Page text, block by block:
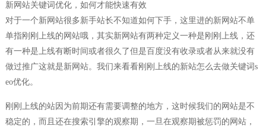
新网站关键词优化，如何才能快速有效
对于一个新网站很多新手站长不知道如何下手，这里进的新网站不单
单指刚刚上线的网站哦，其实新网站有两种定义一种是刚刚上线，还
有一种是上线有断时间或者很久了但是百度没有收录或者从来就没有
做过推广这就是新网站。我们来看看刚刚上线的新站怎么去做关键词s
eo优化。
刚刚上线的站因为前期还有需要调整的地方，这时候我们的网站是不
稳定的，而且还在搜索引擎的观察期，一旦在观察期被惩罚的网站，